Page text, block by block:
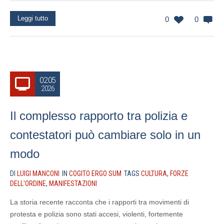
0 0
Leggi tutto
02.05
2026
Il complesso rapporto tra polizia e
contestatori può cambiare solo in un
modo
DI LUIGI MANCONI IN COGITO ERGO SUM TAGS CULTURA, FORZE
DELL'ORDINE, MANIFESTAZIONI
La storia recente racconta che i rapporti tra movimenti di
protesta e polizia sono stati accesi, violenti, fortemente